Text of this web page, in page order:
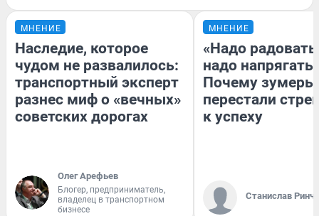
МНЕНИЕ
Наследие, которое
чудом не развалилось:
транспортный эксперт
разнес миф о «вечных»
советских дорогах
Олег Арефьев
Блогер, предприниматель,
владелец в транспортном
бизнесе
МНЕНИЕ
«Надо
надо
Почему зумеры
перестали
к успеху
Станислав